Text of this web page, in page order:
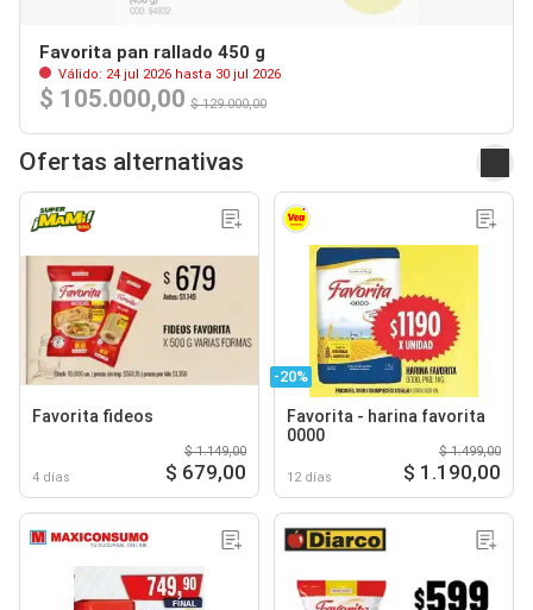
Favorita pan rallado 450 g
Válido: 24 jul 2026 hasta 30 jul 2026
$ 105.000,00 $ 129.000,00
Ofertas alternativas
Favorita fideos
4 días
$ 1.149,00
$ 679,00
-20%
Favorita - harina favorita
0000
12 días
$ 1.499,00
$ 1.190,00